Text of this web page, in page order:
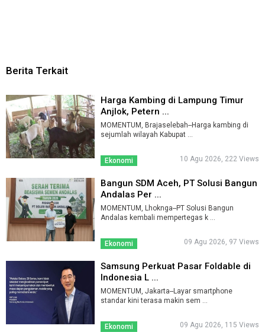
Berita Terkait
Harga Kambing di Lampung Timur
Anjlok, Petern ...
MOMENTUM, Brajaselebah--Harga kambing di
sejumlah wilayah Kabupat ...
Ekonomi 10 Agu 2026, 222 Views
Bangun SDM Aceh, PT Solusi Bangun
Andalas Per ...
MOMENTUM, Lhoknga--PT Solusi Bangun
Andalas kembali mempertegas k ...
Ekonomi 09 Agu 2026, 97 Views
Samsung Perkuat Pasar Foldable di
Indonesia L ...
MOMENTUM, Jakarta--Layar smartphone
standar kini terasa makin sem ...
Ekonomi 09 Agu 2026, 115 Views